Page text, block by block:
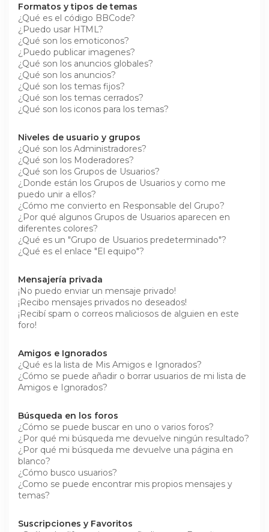
Formatos y tipos de temas
¿Qué es el código BBCode?
¿Puedo usar HTML?
¿Qué son los emoticonos?
¿Puedo publicar imagenes?
¿Qué son los anuncios globales?
¿Qué son los anuncios?
¿Qué son los temas fijos?
¿Qué son los temas cerrados?
¿Qué son los iconos para los temas?
Niveles de usuario y grupos
¿Qué son los Administradores?
¿Qué son los Moderadores?
¿Qué son los Grupos de Usuarios?
¿Donde están los Grupos de Usuarios y como me
puedo unir a ellos?
¿Cómo me convierto en Responsable del Grupo?
¿Por qué algunos Grupos de Usuarios aparecen en
diferentes colores?
¿Qué es un "Grupo de Usuarios predeterminado"?
¿Qué es el enlace "El equipo"?
Mensajería privada
¡No puedo enviar un mensaje privado!
¡Recibo mensajes privados no deseados!
¡Recibí spam o correos maliciosos de alguien en este
foro!
Amigos e Ignorados
¿Qué es la lista de Mis Amigos e Ignorados?
¿Cómo se puede añadir o borrar usuarios de mi lista de
Amigos e Ignorados?
Búsqueda en los foros
¿Cómo se puede buscar en uno o varios foros?
¿Por qué mi búsqueda me devuelve ningún resultado?
¿Por qué mi búsqueda me devuelve una página en
blanco?
¿Cómo busco usuarios?
¿Como se puede encontrar mis propios mensajes y
temas?
Suscripciones y Favoritos